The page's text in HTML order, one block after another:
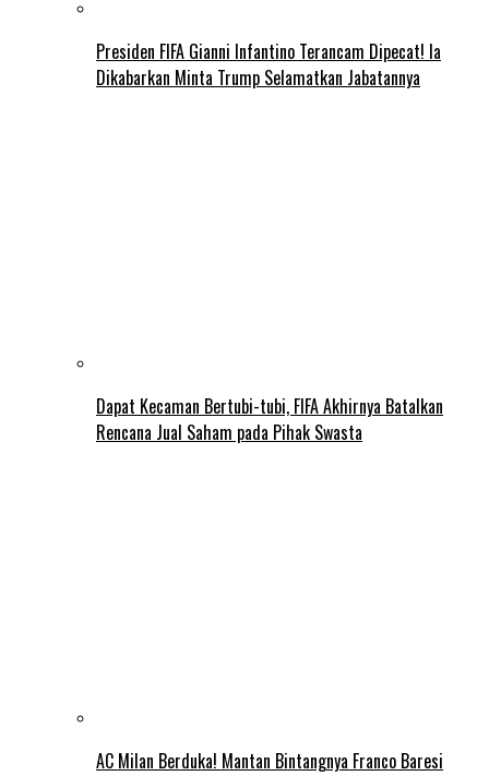
Presiden FIFA Gianni Infantino Terancam Dipecat! Ia
Dikabarkan Minta Trump Selamatkan Jabatannya
Dapat Kecaman Bertubi-tubi, FIFA Akhirnya Batalkan
Rencana Jual Saham pada Pihak Swasta
AC Milan Berduka! Mantan Bintangnya Franco Baresi